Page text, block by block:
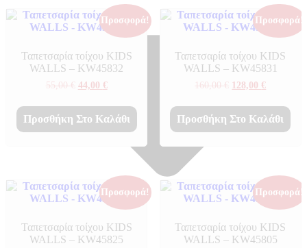
Προσφορά!
Ταπετσαρία τοίχου KIDS
WALLS – KW45832
55,00€ Original
was:
55,00 €.
44,00 €Η
τιμή
είναι:
44,00 €.
Προσθήκη Στο Καλάθι
Προσφορά!
Ταπετσαρία τοίχου KIDS
WALLS – KW45831
160,00€ Original
was:
160,00 €.
128,00 €Η
τιμή
είναι:
128,00 €.
Προσθήκη Στο Καλάθι
Προσφορά!
Ταπετσαρία τοίχου KIDS
WALLS – KW45825
Προσφορά!
Ταπετσαρία τοίχου KIDS
WALLS – KW45805